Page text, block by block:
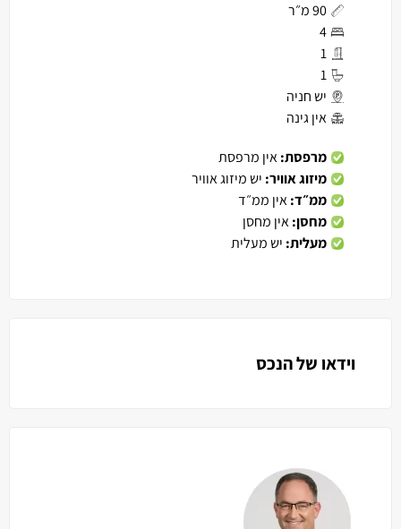
90 מ״ר
4
1
1
יש חניה
אין גינה
מרפסת:אין מרפסת
מיזוג אוויר: יש מיזוג אוויר
ממ״ד:אין ממ״ד
מחסן:אין מחסן
מעלית: יש מעלית
וידאו של הנכס